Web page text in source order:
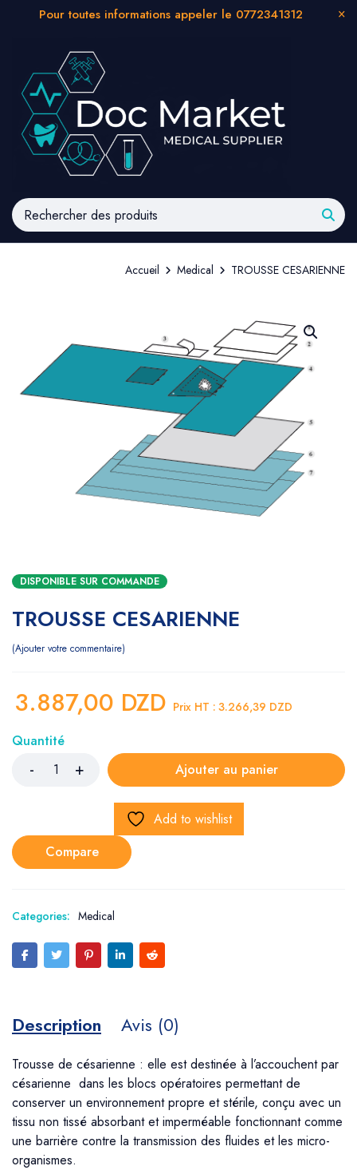
Pour toutes informations appeler le 0772341312
Accueil Medical TROUSSE CESARIENNE
DISPONIBLE SUR COMMANDE
TROUSSE CESARIENNE
Ajouter votre commentaire
3.887,00 DZD Prix HT : 3.266,39 DZD
Quantité
Ajouter au panier
Add to wishlist
Compare
Categories: Medical
Description Avis (0)
Trousse de césarienne : elle est destinée à l’accouchent par
césarienne dans les blocs opératoires permettant de
conserver un environnement propre et stérile, conçu avec un
tissu non tissé absorbant et imperméable fonctionnant comme
une barrière contre la transmission des fluides et les micro-
organismes.